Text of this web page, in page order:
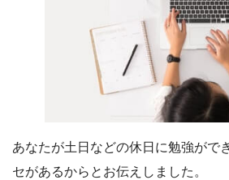
あなたが土日などの休日に勉強がで
セがあるからとお伝えしました。